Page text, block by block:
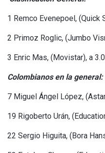
1 Remco Evenepoel, (Quick
2 Primoz Roglic, (Jumbo
3 Enric Mas, (Movistar), a
Colombianos en la general:
7 Miguel Ángel López,
19 Rigoberto Urán,
22 Sergio Higuita, (Bora